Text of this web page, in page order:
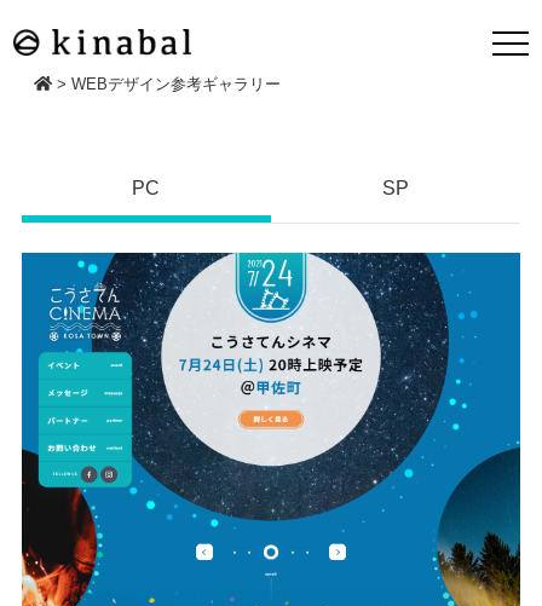
> WEBデザイン参考ギャラリー
PC SP